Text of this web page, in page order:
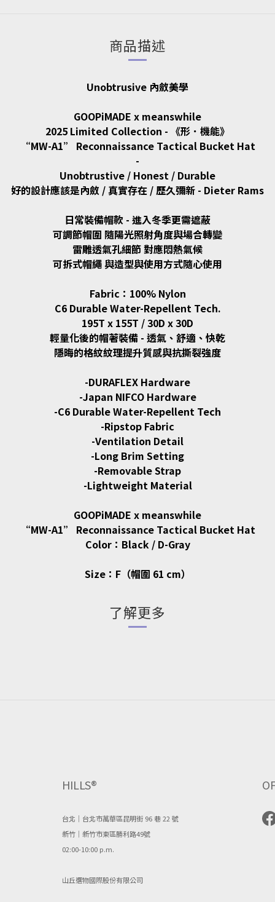
商品描述
Unobtrusive 內斂美學
GOOPiMADE x meanswhile
2025 Limited Collection - 《形．機能》
“MW-A1” Reconnaissance Tactical Bucket Hat
-
Unobtrustive / Honest / Durable
好的設計應該是內斂 / 真實存在 / 歷久彌新 - Dieter Rams
日常裝備帽款 - 進入冬季更需遮蔽
可調節帽圍 隨陽光照射角度與場合轉變
雷雕透氣孔細節 對應悶熱氣候
可拆式帽繩 與造型與使用方式隨心使用
Fabric：100% Nylon
C6 Durable Water-Repellent Tech.
195T x 155T / 30D x 30D
輕量化後的帽著裝備 - 透氣、舒適、快乾
隱晦的格紋紋理提升質感與抗撕裂強度
-DURAFLEX Hardware
-Japan NIFCO Hardware
-C6 Durable Water-Repellent Tech
-Ripstop Fabric
-Ventilation Detail
-Long Brim Setting
-Removable Strap
-Lightweight Material
GOOPiMADE x meanswhile
“MW-A1” Reconnaissance Tactical Bucket Hat
Color：Black / D-Gray
Size：F（帽圍 61 cm）
了解更多
HILLS®
台北｜台北市萬華區昆明街 96 巷 22 號
新竹｜新竹市東區勝利路49號
02:00-10:00 p.m.
山丘選物國際股份有限公司